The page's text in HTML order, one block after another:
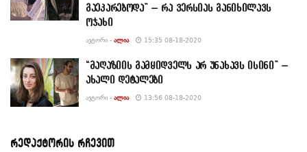
გაეკარებოდა” – რა ვერსიას განიხილავს
ოჯახი
ᲐᲕᲢᲝᲠᲘ - ᲐᲚᲘᲐ 15:35 08-18-2020
“მაღაზიის გამყიდველს არ უნახავს ისინი” –
ახალი დეტალები
ᲐᲕᲢᲝᲠᲘ - ᲐᲚᲘᲐ 13:56 08-18-2020
რედაქტორის რჩევით